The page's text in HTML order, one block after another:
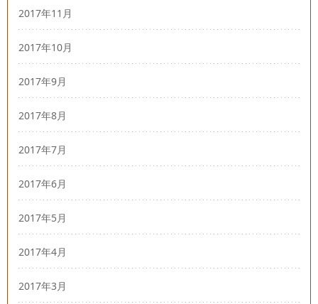
2017年11月
2017年10月
2017年9月
2017年8月
2017年7月
2017年6月
2017年5月
2017年4月
2017年3月